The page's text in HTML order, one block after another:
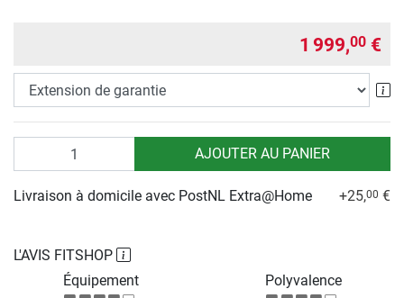
1 999,00 €
AJOUTER AU PANIER
L'AVIS FITSHOP
Équipement
Polyvalence
Livraison à domicile avec PostNL Extra@Home +25,00 €